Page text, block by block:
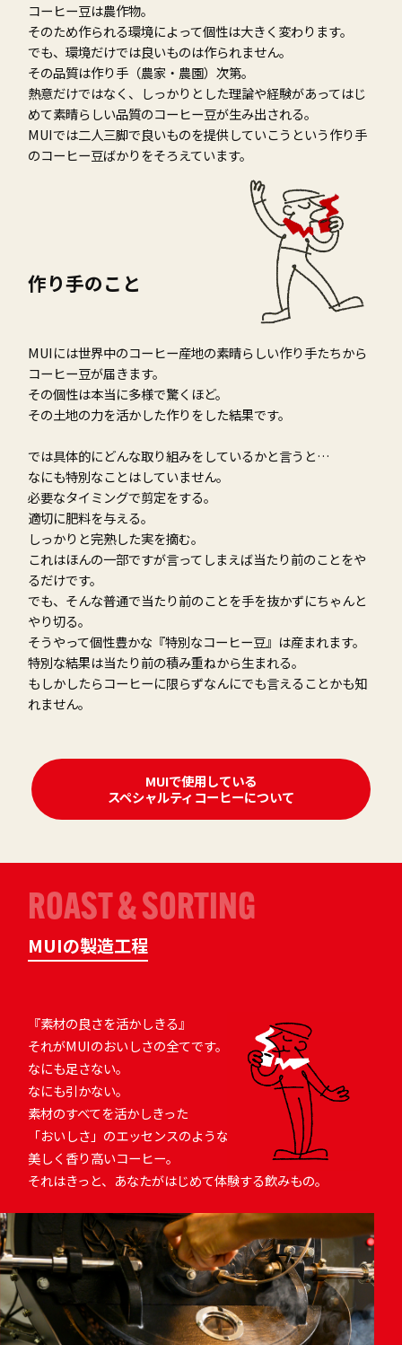
コーヒー⾖は農作物。
そのため作られる環境によって個性は⼤きく変わります。
でも、環境だけでは良いものは作られません。
その品質は作り⼿（農家・農園）次第。
熱意だけではなく、しっかりとした理論や経験があってはじ
めて素晴らしい品質のコーヒー⾖が⽣み出される。
MUIでは⼆⼈三脚で良いものを提供していこうという作り⼿
のコーヒー⾖ばかりをそろえています。
作り手のこと
MUIには世界中のコーヒー産地の素晴らしい作り⼿たちから
コーヒー⾖が届きます。
その個性は本当に多様で驚くほど。
その⼟地の⼒を活かした作りをした結果です。
では具体的にどんな取り組みをしているかと⾔うと…
なにも特別なことはしていません。
必要なタイミングで剪定をする。
適切に肥料を与える。
しっかりと完熟した実を摘む。
これはほんの⼀部ですが⾔ってしまえば当たり前のことをや
るだけです。
でも、そんな普通で当たり前のことを⼿を抜かずにちゃんと
やり切る。
そうやって個性豊かな『特別なコーヒー⾖』は産まれます。
特別な結果は当たり前の積み重ねから⽣まれる。
もしかしたらコーヒーに限らずなんにでも⾔えることかも知
れません。
MUIで使⽤している
スペシャルティコーヒーについて
ROAST & SORTING
MUIの製造工程
『素材の良さを活かしきる』
それがMUIのおいしさの全てです。
なにも⾜さない。
なにも引かない。
素材のすべてを活かしきった
「おいしさ」のエッセンスのような
美しく⾹り⾼いコーヒー。
それはきっと、あなたがはじめて体験する飲みもの。